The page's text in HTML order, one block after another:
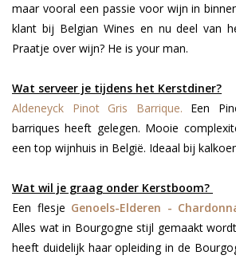
maar vooral een passie voor wijn in
klant bij Belgian Wines en nu deel van
Praatje over wijn? He is your man.
Wat serveer je tijdens het Kerstdiner?
Aldeneyck Pinot Gris Barrique. Een
barriques heeft gelegen. Mooie
een top wijnhuis in België. Ideaal bij
Wat wil je graag onder Kerstboom?
Een flesje Genoels-Elderen -
Alles wat in Bourgogne stijl gemaakt
heeft duidelijk haar opleiding in de